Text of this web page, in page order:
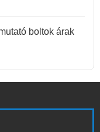
boltok árak